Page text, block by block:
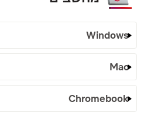
Windows
Mac
Chromebook